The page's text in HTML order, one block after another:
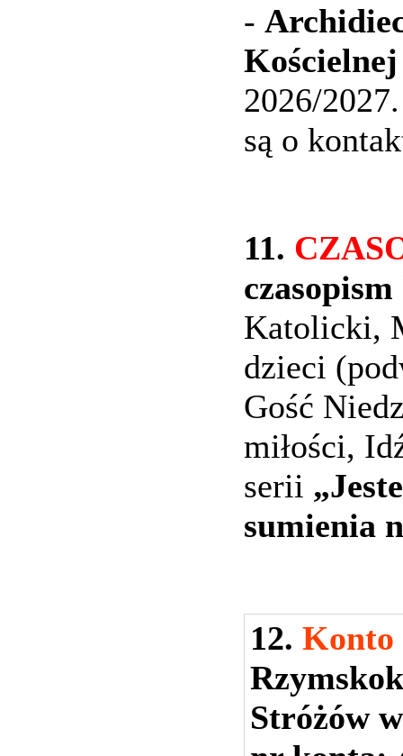
-
Kościelnej
2026/
są o
11.
Katolicki,
dzieci
Gość
miłości,
serii
sumienia
12. Konto
Stróżów